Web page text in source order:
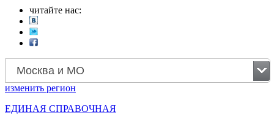
читайте нас:
Москва и МО
изменить регион
ЕДИНАЯ СПРАВОЧНАЯ